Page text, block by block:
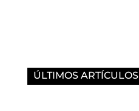
ÚLTIMOS ARTÍCULOS